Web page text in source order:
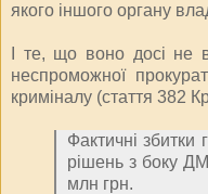
якого іншого органу
І те, що воно досі не
неспроможної
криміналу (стаття 382
Фактичні
рішень з боку
млн грн.